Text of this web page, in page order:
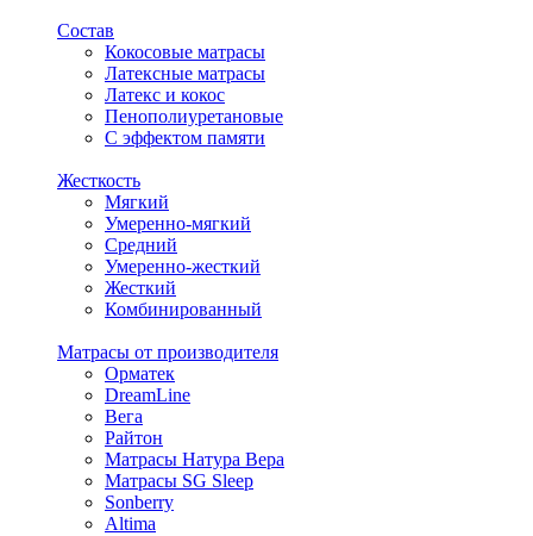
Состав
Кокосовые матрасы
Латексные матрасы
Латекс и кокос
Пенополиуретановые
С эффектом памяти
Жесткость
Мягкий
Умеренно-мягкий
Средний
Умеренно-жесткий
Жесткий
Комбинированный
Матрасы от производителя
Орматек
DreamLine
Вега
Райтон
Матрасы Натура Вера
Матрасы SG Sleep
Sonberry
Altima